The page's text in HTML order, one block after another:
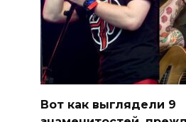
Вот как выглядели 9